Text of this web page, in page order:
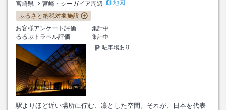
宮崎県 宮崎・シーガイア周辺
地図
ふるさと納税対象施設
お客様アンケート評価
集計中
るるぶトラベル評価
集計中
駐車場あり
駅よりほど近い場所に佇む、凛とした空間。それが、日本を代表